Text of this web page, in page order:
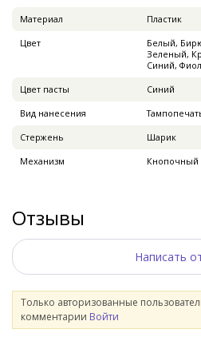
Материал
Пластик
Цвет
Белый,
Зеленый,
Синий,
Цвет пасты
Синий
Вид нанесения
Стержень
Шарик
Механизм
Кнопочный
Отзывы
Написать
Только авторизованные
комментарии Войти